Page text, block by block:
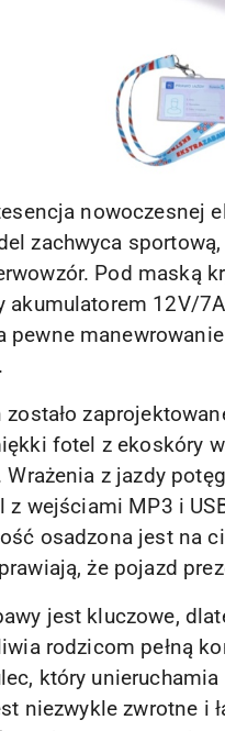
nowoczesnej
zachwyca
Pod maską
akumulatorem 12V/
pewne
zostało
fotel z ekoskóry
Wrażenia z jazdy
z wejściami MP3 i
osadzona jest na
że pojazd
jest kluczowe,
rodzicom pełną
który
niezwykle zwrotne i